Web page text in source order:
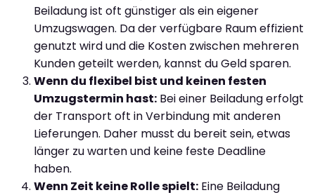
Beiladung ist oft günstiger als ein eigener
Umzugswagen. Da der verfügbare Raum effizient
genutzt wird und die Kosten zwischen mehreren
Kunden geteilt werden, kannst du Geld sparen.
Wenn du flexibel bist und keinen festen
Umzugstermin hast: Bei einer Beiladung erfolgt
der Transport oft in Verbindung mit anderen
Lieferungen. Daher musst du bereit sein, etwas
länger zu warten und keine feste Deadline
haben.
Wenn Zeit keine Rolle spielt: Eine Beiladung